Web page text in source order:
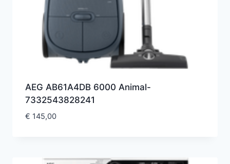
AEG AB61A4DB 6000 Animal-
7332543828241
€ 145,00